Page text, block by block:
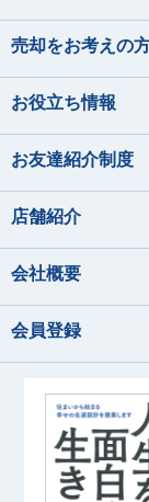
売却をお考えの
お役立ち情報
お友達紹介制度
店舗紹介
会社概要
会員登録